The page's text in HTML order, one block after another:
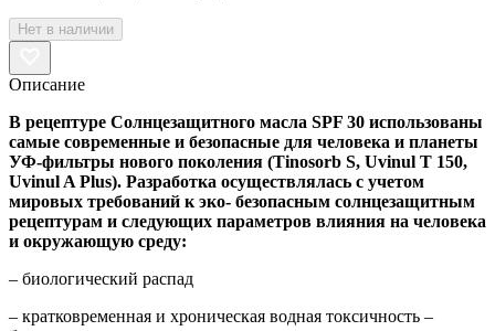
Нет в наличии
Описание
В рецептуре Солнцезащитного масла SPF 30 использованы
самые современные и безопасные для человека и планеты
УФ-фильтры нового поколения (Tinosorb S, Uvinul T 150,
Uvinul A Plus). Разработка осуществлялась с учетом
мировых требований к эко- безопасным солнцезащитным
рецептурам и следующих параметров влияния на человека
и окружающую среду:
– биологический распад
– кратковременная и хроническая водная токсичность –